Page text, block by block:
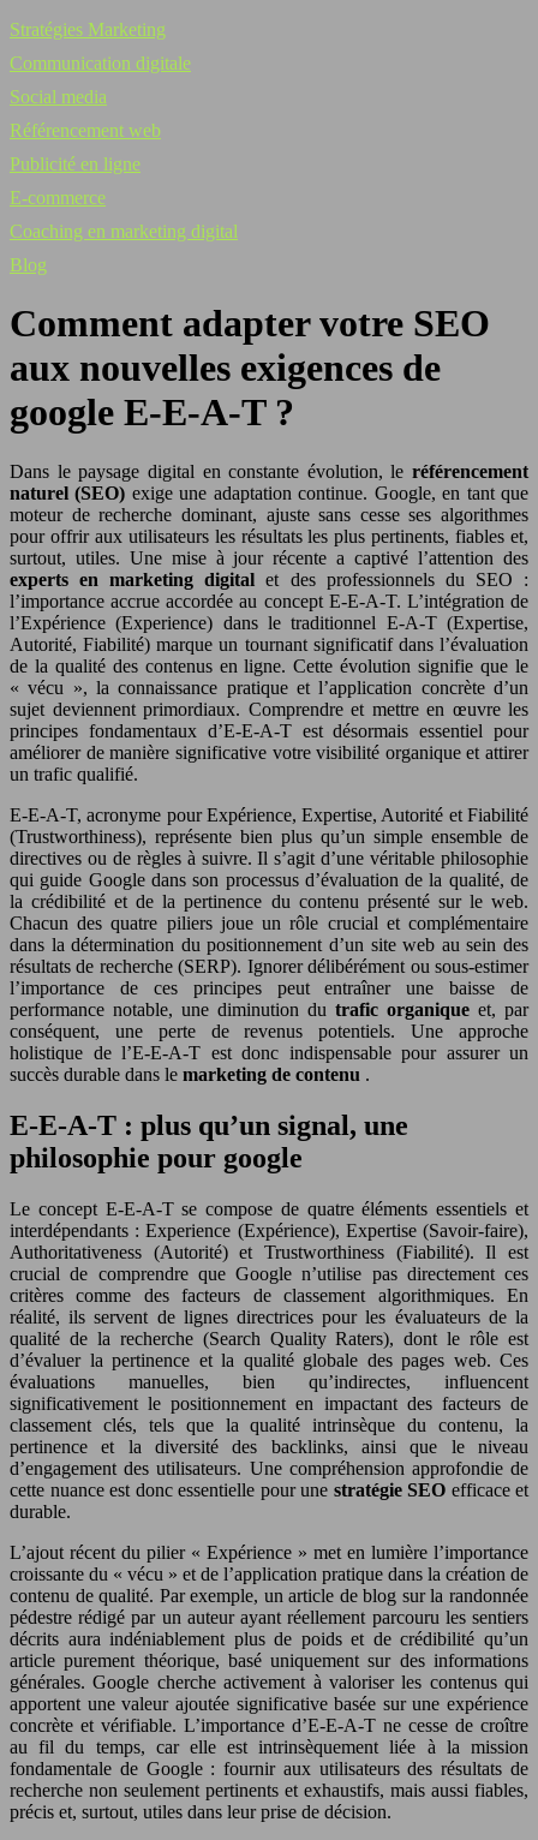
Stratégies Marketing
Communication digitale
Social media
Référencement web
Publicité en ligne
E-commerce
Coaching en marketing digital
Blog
Comment adapter votre SEO
aux nouvelles exigences de
google E-E-A-T ?
Dans le paysage digital en constante évolution, le référencement
naturel (SEO) exige une adaptation continue. Google, en tant que
moteur de recherche dominant, ajuste sans cesse ses algorithmes
pour offrir aux utilisateurs les résultats les plus pertinents, fiables et,
surtout, utiles. Une mise à jour récente a captivé l’attention des
experts en marketing digitalet des professionnels du SEO :
l’importance accrue accordée au concept E-E-A-T. L’intégration de
l’Expérience (Experience) dans le traditionnel E-A-T (Expertise,
Autorité, Fiabilité) marque un tournant significatif dans l’évaluation
de la qualité des contenus en ligne. Cette évolution signifie que le
« vécu », la connaissance pratique et l’application concrète d’un
sujet deviennent primordiaux. Comprendre et mettre en œuvre les
principes fondamentaux d’E-E-A-T est désormais essentiel pour
améliorer de manière significative votre visibilité organique et attirer
un trafic qualifié.
E-E-A-T, acronyme pour Expérience, Expertise, Autorité et Fiabilité
(Trustworthiness), représente bien plus qu’un simple ensemble de
directives ou de règles à suivre. Il s’agit d’une véritable philosophie
qui guide Google dans son processus d’évaluation de la qualité, de
la crédibilité et de la pertinence du contenu présenté sur le web.
Chacun des quatre piliers joue un rôle crucial et complémentaire
dans la détermination du positionnement d’un site web au sein des
résultats de recherche (SERP). Ignorer délibérément ou sous-estimer
l’importance de ces principes peut entraîner une baisse de
performance notable, une diminution du trafic organique et, par
conséquent, une perte de revenus potentiels. Une approche
holistique de l’E-E-A-T est donc indispensable pour assurer un
succès durable dans le marketing de contenu .
E-E-A-T : plus qu’un signal, une
philosophie pour google
Le concept E-E-A-T se compose de quatre éléments essentiels et
interdépendants : Experience (Expérience), Expertise (Savoir-faire),
Authoritativeness (Autorité) et Trustworthiness (Fiabilité). Il est
crucial de comprendre que Google n’utilise pas directement ces
critères comme des facteurs de classement algorithmiques. En
réalité, ils servent de lignes directrices pour les évaluateurs de la
qualité de la recherche (Search Quality Raters), dont le rôle est
d’évaluer la pertinence et la qualité globale des pages web. Ces
évaluations manuelles, bien qu’indirectes, influencent
significativement le positionnement en impactant des facteurs de
classement clés, tels que la qualité intrinsèque du contenu, la
pertinence et la diversité des backlinks, ainsi que le niveau
d’engagement des utilisateurs. Une compréhension approfondie de
cette nuance est donc essentielle pour une stratégie SEO efficace et
durable.
L’ajout récent du pilier « Expérience » met en lumière l’importance
croissante du « vécu » et de l’application pratique dans la création de
contenu de qualité. Par exemple, un article de blog sur la randonnée
pédestre rédigé par un auteur ayant réellement parcouru les sentiers
décrits aura indéniablement plus de poids et de crédibilité qu’un
article purement théorique, basé uniquement sur des informations
générales. Google cherche activement à valoriser les contenus qui
apportent une valeur ajoutée significative basée sur une expérience
concrète et vérifiable. L’importance d’E-E-A-T ne cesse de croître
au fil du temps, car elle est intrinsèquement liée à la mission
fondamentale de Google : fournir aux utilisateurs des résultats de
recherche non seulement pertinents et exhaustifs, mais aussi fiables,
précis et, surtout, utiles dans leur prise de décision.